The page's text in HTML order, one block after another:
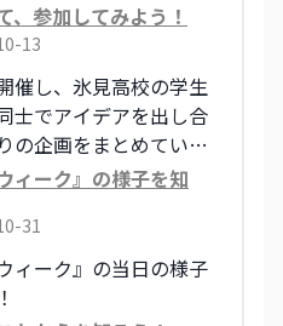
、参加してみよう！
13
催し、氷見高校の学生
士でアイデアを出し合
の企画をまとめていき
画のご紹介や、実際
ける方の募集も行っ
ィーク』の様子を知
31
ィーク』の当日の様子